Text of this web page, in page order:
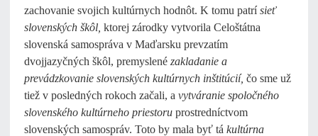
zachovanie svojich kultúrnych hodnôt. K tomu patrísieť
slovenských škôl, ktorej zárodky vytvorila Celoštátna
slovenská samospráva v Maďarsku prevzatím
dvojjazyčných škôl, premyslené zakladanie a
prevádzkovanie slovenských kultúrnych inštitúcií, čo sme už
tiež v posledných rokoch začali, a vytváranie spoločného
slovenského kultúrneho priestoru prostredníctvom
slovenských samospráv. Toto by mala byť tá kultúrna